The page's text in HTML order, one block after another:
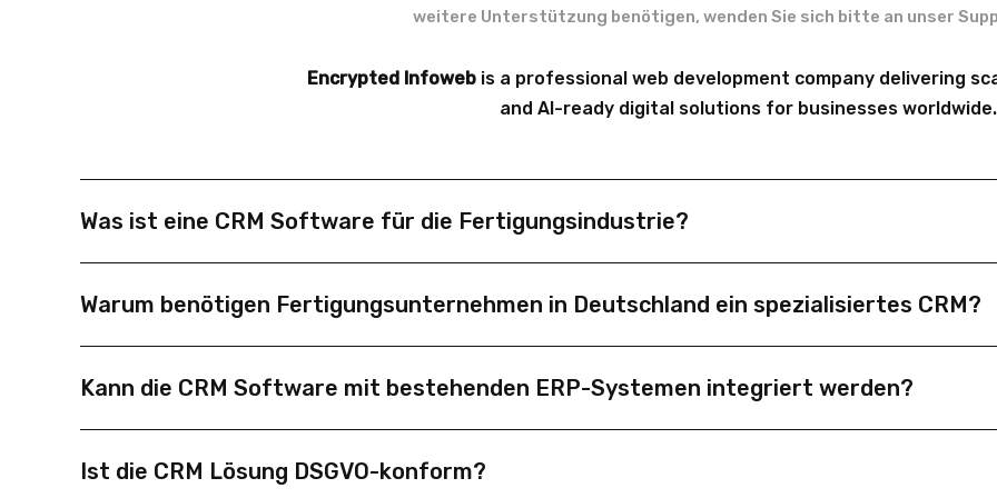
weitere Unterstützung benötigen, wenden Sie sich bitte an unser
Encrypted Infowebis a professional web development company delivering
and AI-ready digital solutions for businesses worldwide.
Was ist eine CRM Software für die Fertigungsindustrie?
Sales-Abläufe zentral zu verwalten. Sie unterstützt Produktions- und Industrieunternehmen in Deutschland
Warum benötigen Fertigungsunternehmen in Deutschland ein spezialisiertes CRM?
Wartungspläne und ERP-Integrationen ab und erfüllt gleichzeitig deutsche Datenschutz- und Industrie-4.0-
Kann die CRM Software mit bestehenden ERP-Systemen integriert werden?
von Vertrieb bis Produktion zu gewährleisten.
Ist die CRM Lösung DSGVO-konform?